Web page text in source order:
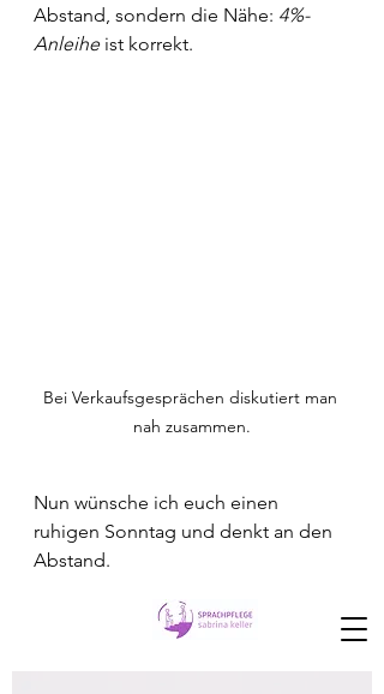
Abstand, sondern die Nähe: 4%-
Anleihe ist korrekt.
Bei Verkaufsgesprächen diskutiert man
nah zusammen.
Nun wünsche ich euch einen
ruhigen Sonntag und denkt an den
Abstand.